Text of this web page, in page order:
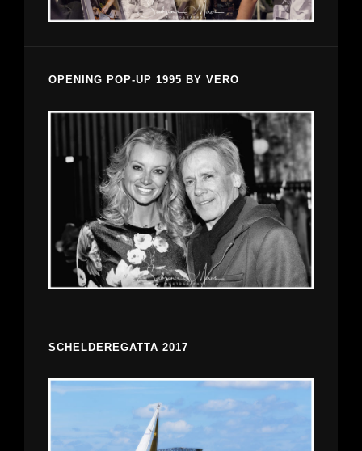
OPENING POP-UP 1995 BY VERO
SCHELDEREGATTA 2017